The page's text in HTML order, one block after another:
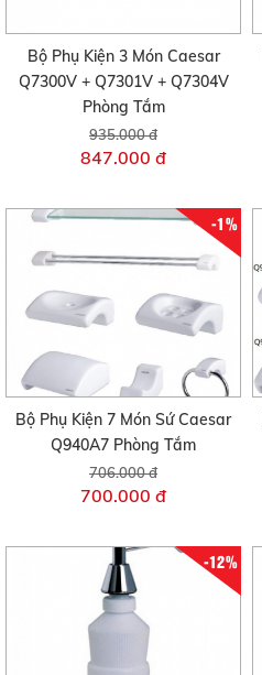
Bộ Phụ Kiện 3 Món Caesar
Q7300V + Q7301V + Q7304V
Phòng Tắm
935.000 đ
847.000 đ
-1%
Bộ Phụ Kiện 7 Món Sứ Caesar
Q940A7 Phòng Tắm
706.000 đ
700.000 đ
-12%